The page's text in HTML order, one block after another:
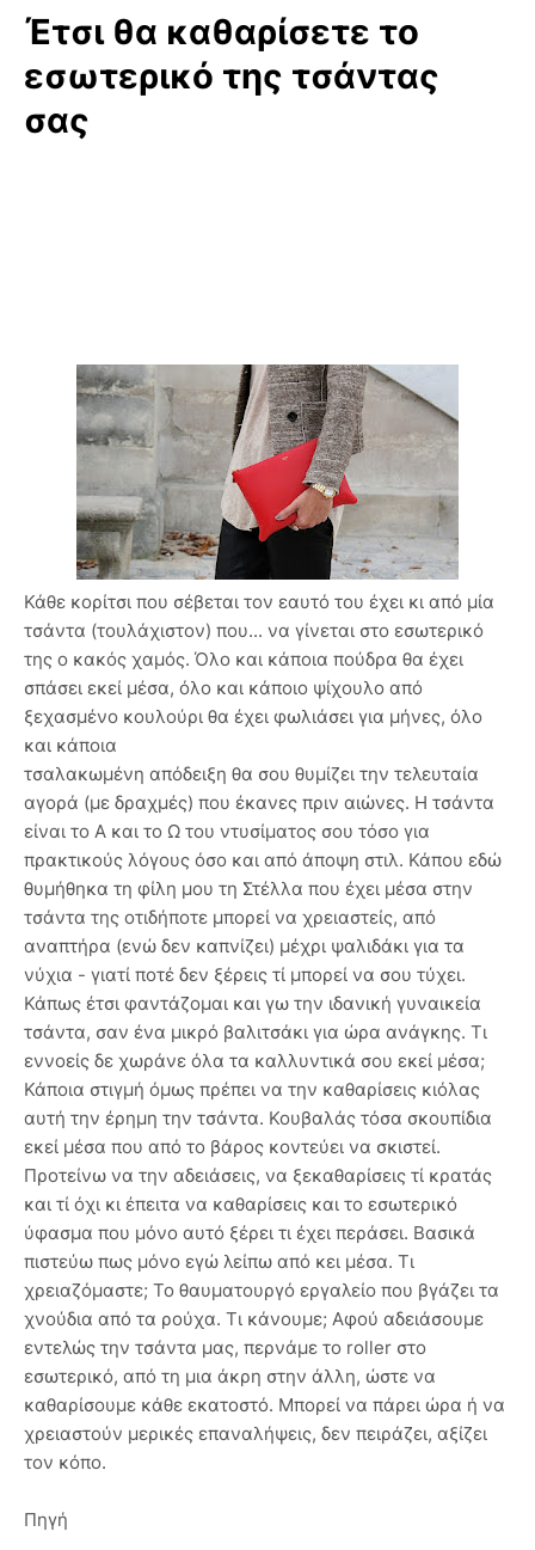
Έτσι θα καθαρίσετε το
εσωτερικό της τσάντας
σας
Κάθε κορίτσι που σέβεται τον εαυτό του έχει κι από μία
τσάντα (τουλάχιστον) που... να γίνεται στο εσωτερικό
της ο κακός χαμός. Όλο και κάποια πούδρα θα έχει
σπάσει εκεί μέσα, όλο και κάποιο ψίχουλο από
ξεχασμένο κουλούρι θα έχει φωλιάσει για μήνες, όλο
και κάποια
τσαλακωμένη απόδειξη θα σου θυμίζει την τελευταία
αγορά (με δραχμές) που έκανες πριν αιώνες. Η τσάντα
είναι το Α και το Ω του ντυσίματος σου τόσο για
πρακτικούς λόγους όσο και από άποψη στιλ. Κάπου εδώ
θυμήθηκα τη φίλη μου τη Στέλλα που έχει μέσα στην
τσάντα της οτιδήποτε μπορεί να χρειαστείς, από
αναπτήρα (ενώ δεν καπνίζει) μέχρι ψαλιδάκι για τα
νύχια - γιατί ποτέ δεν ξέρεις τί μπορεί να σου τύχει.
Κάπως έτσι φαντάζομαι και γω την ιδανική γυναικεία
τσάντα, σαν ένα μικρό βαλιτσάκι για ώρα ανάγκης. Τι
εννοείς δε χωράνε όλα τα καλλυντικά σου εκεί μέσα;
Κάποια στιγμή όμως πρέπει να την καθαρίσεις κιόλας
αυτή την έρημη την τσάντα. Κουβαλάς τόσα σκουπίδια
εκεί μέσα που από το βάρος κοντεύει να σκιστεί.
Προτείνω να την αδειάσεις, να ξεκαθαρίσεις τί κρατάς
και τί όχι κι έπειτα να καθαρίσεις και το εσωτερικό
ύφασμα που μόνο αυτό ξέρει τι έχει περάσει. Βασικά
πιστεύω πως μόνο εγώ λείπω από κει μέσα. Τι
χρειαζόμαστε; Το θαυματουργό εργαλείο που βγάζει τα
χνούδια από τα ρούχα. Τι κάνουμε; Αφού αδειάσουμε
εντελώς την τσάντα μας, περνάμε το roller στο
εσωτερικό, από τη μια άκρη στην άλλη, ώστε να
καθαρίσουμε κάθε εκατοστό. Μπορεί να πάρει ώρα ή να
χρειαστούν μερικές επαναλήψεις, δεν πειράζει, αξίζει
τον κόπο.
Πηγή